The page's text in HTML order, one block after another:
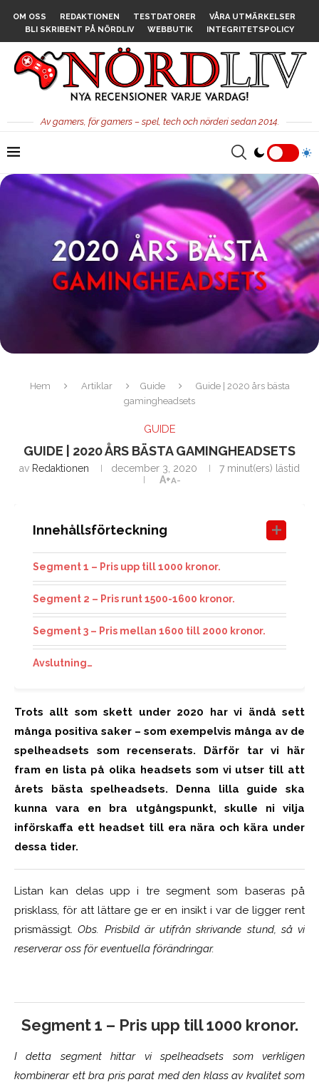
OM OSS REDAKTIONEN TESTDATORER
VÅRA UTMÄRKELSER
BLI SKRIBENT PÅ NÖRDLIV
WEBBUTIK INTEGRITETSPOLICY
Av gamers, för gamers – spel, tech och nörderi sedan 2014.
Hem Artiklar Guide
Guide | 2020 års bästa
gamingheadsets
GUIDE
GUIDE | 2020 ÅRS BÄSTA GAMINGHEADSETS
av Redaktionen december 3, 2020
7 minut(ers) lästid
A+A-
Innehållsförteckning
Segment 1 – Pris upp till 1000 kronor.
Segment 2 – Pris runt 1500-1600 kronor.
Segment 3 – Pris mellan 1600 till 2000 kronor.
Avslutning…
Trots allt som skett under 2020 har vi ändå sett
många positiva saker – som exempelvis många av de
spelheadsets som recenserats. Därför tar vi här
fram en lista på olika headsets som vi utser till att
årets bästa spelheadsets. Denna lilla guide ska
kunna vara en bra utgångspunkt, skulle ni vilja
införskaffa ett headset till era nära och kära under
dessa tider.
Listan kan delas upp i tre segment som baseras på
prisklass, för att lättare ge er en insikt i var de ligger rent
prismässigt.Obs. Prisbild är utifrån skrivande stund, så vi
reserverar oss för eventuella förändringar.
Segment 1 – Pris upp till 1000 kronor.
I detta segment hittar vi spelheadsets som verkligen
kombinerar ett bra pris parat med den klass av kvalitet som